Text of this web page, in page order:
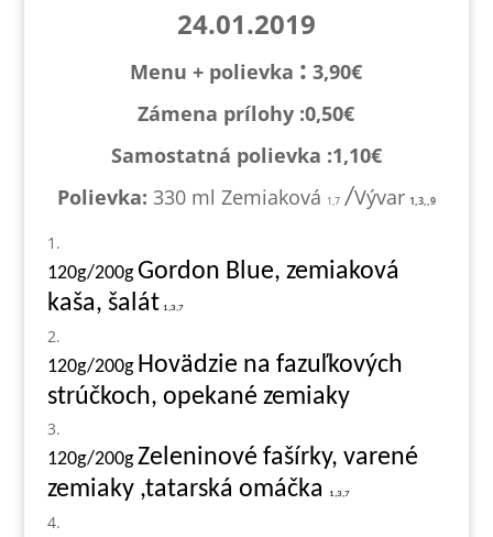
24.01.2019
Menu + polievka : 3,90€
Zámena prílohy :0,50€
Samostatná polievka :1,10€
Polievka: 330 ml Zemiaková 1,7 /Vývar 1,3,,9
120g/200g Gordon Blue, zemiaková
kaša, šalát 1,3,7
120g/200g Hovädzie na fazuľkových
strúčkoch, opekané zemiaky
120g/200gZeleninové fašírky, varené
zemiaky ,tatarská omáčka
1,3,7